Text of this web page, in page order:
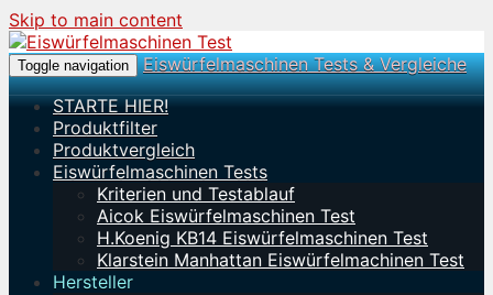
Skip to main content
Toggle navigation
Eiswürfelmaschinen Tests & Vergleiche
STARTE HIER!
Produktfilter
Produktvergleich
Eiswürfelmaschinen Tests
Kriterien und Testablauf
Aicok Eiswürfelmaschinen Test
H.Koenig KB14 Eiswürfelmaschinen Test
Klarstein Manhattan Eiswürfelmachinen Test
Hersteller